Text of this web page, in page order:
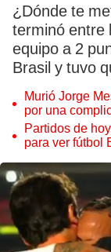
¿Dónde te
terminó entre
equipo a 2
Brasil y tuvo
Murió Jorge
por una
Partidos de
para ver fútbol